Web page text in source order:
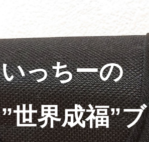
いっちーの
”世界成福”